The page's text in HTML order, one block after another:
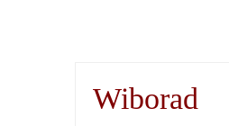
Wiborad